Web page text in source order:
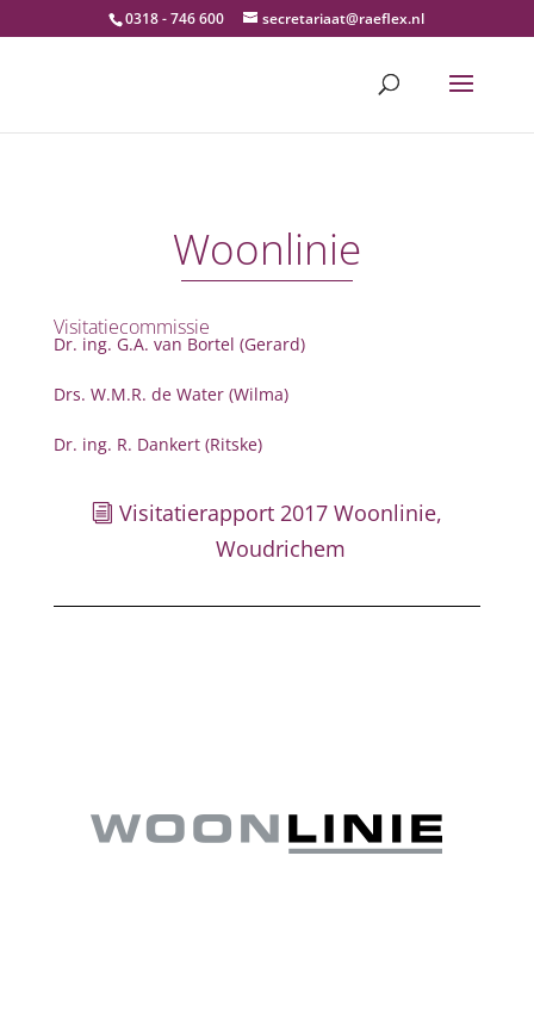
0318 - 746 600 secretariaat@raeflex.nl
Woonlinie
Visitatiecommissie
Dr. ing. G.A. van Bortel (Gerard)
Drs. W.M.R. de Water (Wilma)
Dr. ing. R. Dankert (Ritske)
Visitatierapport 2017 Woonlinie,
Woudrichem